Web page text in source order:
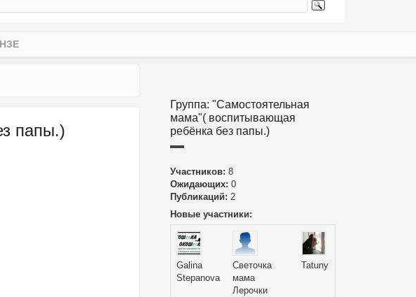
папы.)
Группа: "Самостоятельная
мама"( воспитывающая
ребёнка без папы.)
Участников: 8
Ожидающих: 0
Публикаций: 2
Новые участники:
Galina
Stepanova
Светочка
мама
Лерочки
Tatuny